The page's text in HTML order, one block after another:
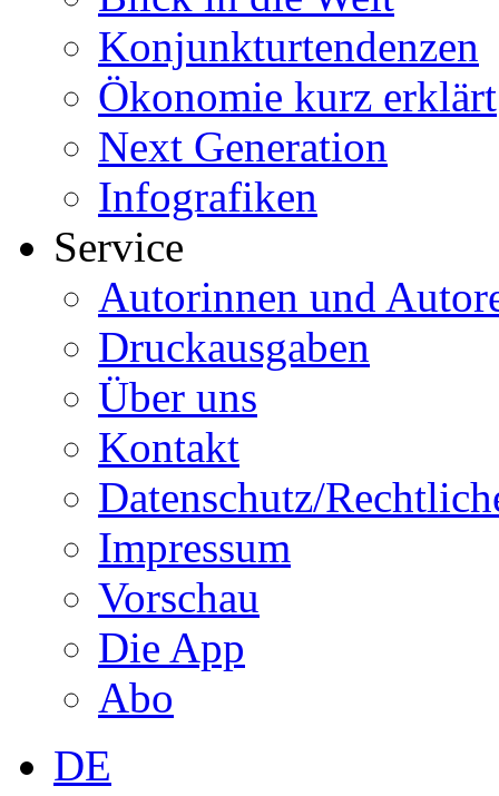
Konjunkturtendenzen
Ökonomie kurz erklärt
Next Generation
Infografiken
Service
Autorinnen und
Druckausgaben
Über uns
Kontakt
Datenschutz/
Impressum
Vorschau
Die App
Abo
DE